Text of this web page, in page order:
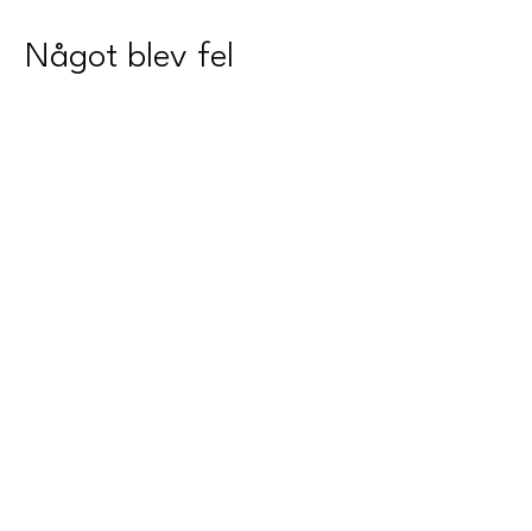
Något blev fel